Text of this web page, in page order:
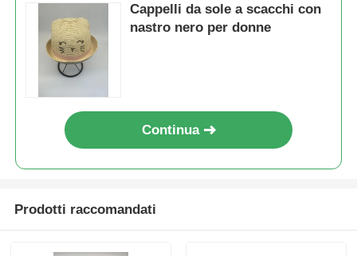
Cappelli da sole a scacchi con
nastro nero per donne
Continua
Prodotti raccomandati